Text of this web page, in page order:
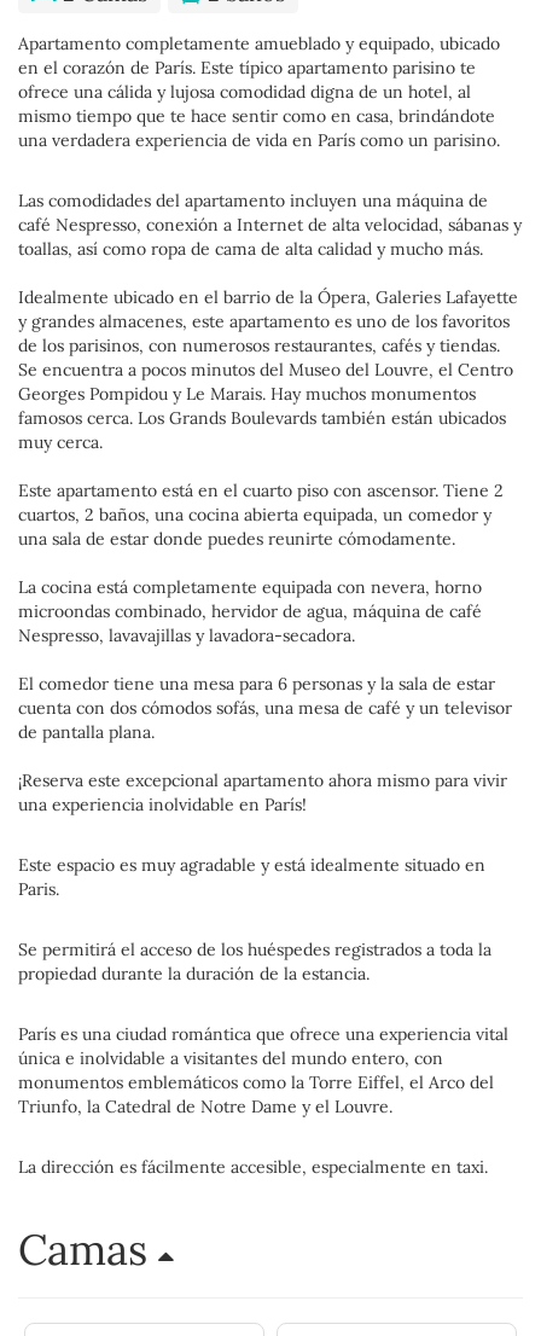
Apartamento completamente amueblado y equipado, ubicado
en el corazón de París. Este típico apartamento parisino te
ofrece una cálida y lujosa comodidad digna de un hotel, al
mismo tiempo que te hace sentir como en casa, brindándote
una verdadera experiencia de vida en París como un parisino.
Las comodidades del apartamento incluyen una máquina de
café Nespresso, conexión a Internet de alta velocidad, sábanas y
toallas, así como ropa de cama de alta calidad y mucho más.
Idealmente ubicado en el barrio de la Ópera, Galeries Lafayette
y grandes almacenes, este apartamento es uno de los favoritos
de los parisinos, con numerosos restaurantes, cafés y tiendas.
Se encuentra a pocos minutos del Museo del Louvre, el Centro
Georges Pompidou y Le Marais. Hay muchos monumentos
famosos cerca. Los Grands Boulevards también están ubicados
muy cerca.
Este apartamento está en el cuarto piso con ascensor. Tiene 2
cuartos, 2 baños, una cocina abierta equipada, un comedor y
una sala de estar donde puedes reunirte cómodamente.
La cocina está completamente equipada con nevera, horno
microondas combinado, hervidor de agua, máquina de café
Nespresso, lavavajillas y lavadora-secadora.
El comedor tiene una mesa para 6 personas y la sala de estar
cuenta con dos cómodos sofás, una mesa de café y un televisor
de pantalla plana.
¡Reserva este excepcional apartamento ahora mismo para vivir
una experiencia inolvidable en París!
Este espacio es muy agradable y está idealmente situado en
Paris.
Se permitirá el acceso de los huéspedes registrados a toda la
propiedad durante la duración de la estancia.
París es una ciudad romántica que ofrece una experiencia vital
única e inolvidable a visitantes del mundo entero, con
monumentos emblemáticos como la Torre Eiffel, el Arco del
Triunfo, la Catedral de Notre Dame y el Louvre.
La dirección es fácilmente accesible, especialmente en taxi.
Camas